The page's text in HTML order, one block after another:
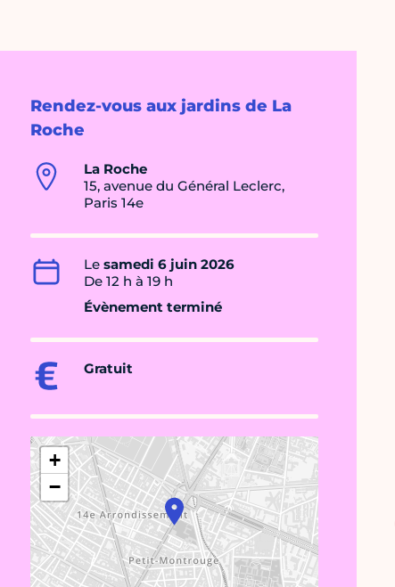
Rendez-vous aux jardins de La
Roche
La Roche
15, avenue du Général Leclerc,
Paris 14e
Le samedi 6 juin 2026
De 12 h à 19 h
Évènement terminé
Gratuit
+
−